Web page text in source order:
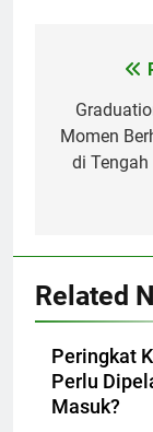
Momen
di
Related
Peringkat
Perlu
Masuk?